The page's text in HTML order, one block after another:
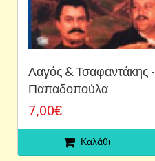
Λαγός & Τσαφαντάκης -
Παπαδοπούλα
7,00€
Καλάθι